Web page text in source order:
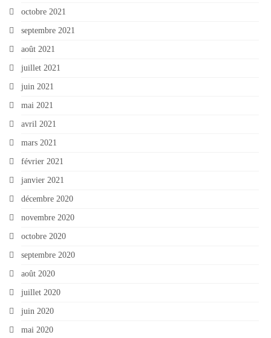
octobre 2021
septembre 2021
août 2021
juillet 2021
juin 2021
mai 2021
avril 2021
mars 2021
février 2021
janvier 2021
décembre 2020
novembre 2020
octobre 2020
septembre 2020
août 2020
juillet 2020
juin 2020
mai 2020